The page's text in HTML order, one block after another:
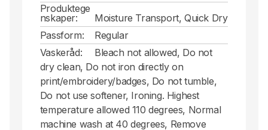
Produktege
nskaper:
Moisture Transport, Quick Dry
Passform:
Regular
Vaskeråd:
Bleach not allowed, Do not
dry clean, Do not iron directly on
print/embroidery/badges, Do not tumble,
Do not use softener, Ironing. Highest
temperature allowed 110 degrees, Normal
machine wash at 40 degrees, Remove